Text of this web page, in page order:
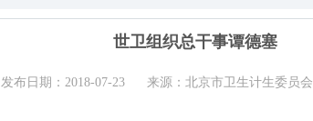
世卫组织总干事谭德塞
发布日期：2018-07-23 来源：北京市卫生计生委员会